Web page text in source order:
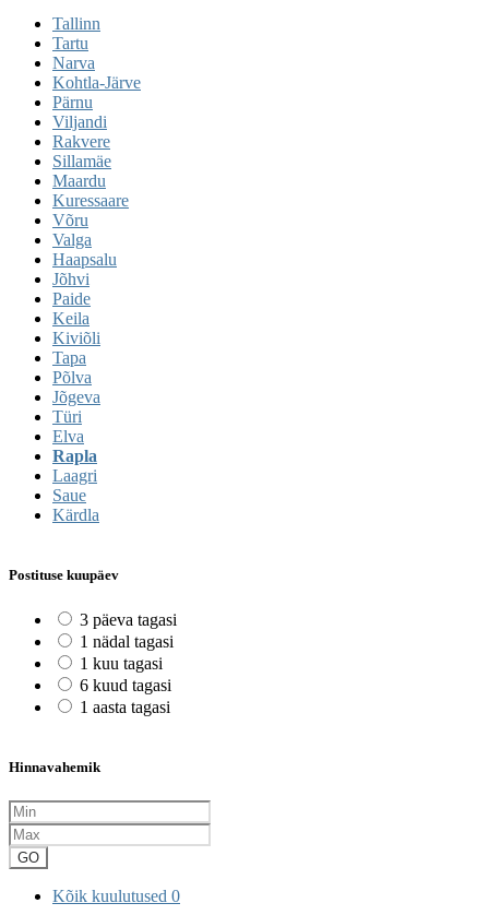
Tallinn
Tartu
Narva
Kohtla-Järve
Pärnu
Viljandi
Rakvere
Sillamäe
Maardu
Kuressaare
Võru
Valga
Haapsalu
Jõhvi
Paide
Keila
Kiviõli
Tapa
Põlva
Jõgeva
Türi
Elva
Rapla
Laagri
Saue
Kärdla
Postituse kuupäev
3 päeva tagasi
1 nädal tagasi
1 kuu tagasi
6 kuud tagasi
1 aasta tagasi
Hinnavahemik
GO
Kõik kuulutused 0